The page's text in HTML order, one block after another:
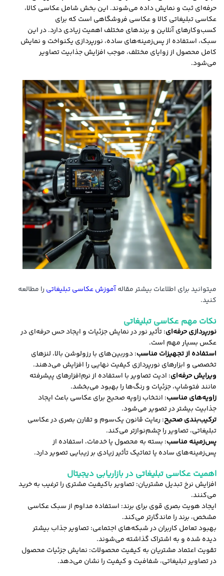
حرفه‌ای ثبت و نمایش داده می‌شوند. این بخش شامل عکاسی کالا،
عکاسی تبلیغاتی کالا و عکاسی فروشگاهی است که برای
کسب‌وکارهای آنلاین و برندهای مختلف اهمیت زیادی دارد. در این
سبک، استفاده از پس‌زمینه‌های ساده، نورپردازی یکنواخت و نمایش
کامل محصول از زوایای مختلف، موجب افزایش جذابیت تصاویر
می‌شود.
میتوانید برای اطلاعات بیشتر مقالهآموزش عکاسی تبلیغاتی را مطالعه
کنید.
نکات مهم عکاسی تبلیغاتی
نورپردازی حرفه‌ای: تأثیر نور در نمایش جزئیات و ایجاد حس حرفه‌ای در
عکس بسیار مهم است.
استفاده از تجهیزات مناسب: دوربین‌های با رزولوشن بالا، لنزهای
تخصصی و ابزارهای نورپردازی کیفیت نهایی را افزایش می‌دهند.
ویرایش حرفه‌ای: ادیت تصاویر با استفاده از نرم‌افزارهای پیشرفته
مانند فتوشاپ، جزئیات و رنگ‌ها را بهبود می‌بخشد.
زاویه‌های مناسب: انتخاب زاویه صحیح برای عکاسی باعث ایجاد
جذابیت بیشتر در تصویر می‌شود.
ترکیب‌بندی صحیح: رعایت قانون یک‌سوم و تقارن بصری در عکاسی
تبلیغاتی، تصاویر را چشم‌نوازتر می‌کند.
پس‌زمینه مناسب: بسته به محصول یا خدمات، استفاده از
پس‌زمینه‌های ساده یا تماتیک تأثیر زیادی بر زیبایی تصویر دارد.
اهمیت عکاسی تبلیغاتی در بازاریابی دیجیتال
افزایش نرخ تبدیل مشتریان: تصاویر باکیفیت مشتری را ترغیب به خرید
می‌کنند.
ایجاد هویت بصری قوی برای برند: استفاده مداوم از سبک عکاسی
مشخص، برند را ماندگارتر می‌کند.
بهبود تعامل کاربران در شبکه‌های اجتماعی: تصاویر جذاب بیشتر
دیده شده و به اشتراک گذاشته می‌شوند.
تقویت اعتماد مشتریان به کیفیت محصولات: نمایش جزئیات محصول
در تصاویر تبلیغاتی، شفافیت و کیفیت را نشان می‌دهد.